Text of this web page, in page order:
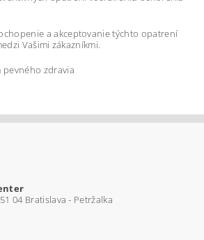
a akceptovanie týchto opatrení
Vašimi zákazníkmi.
pevného zdravia
04 Bratislava - Petržalka